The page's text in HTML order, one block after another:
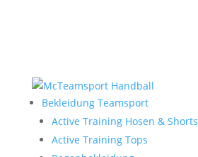
Bekleidung Teamsport
Active Training Hosen & Shorts
Active Training Tops